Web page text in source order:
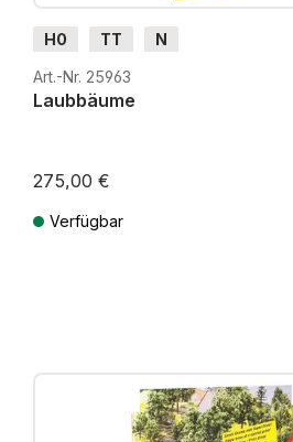
H0 TT
N
Art.-Nr. 25963
Laubbäume
275,00 €
Verfügbar